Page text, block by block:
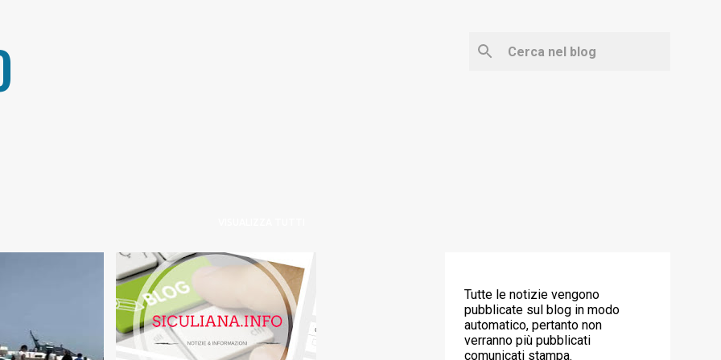
Tutte le notizie vengono
pubblicate sul blog in modo
automatico, pertanto non
verranno più pubblicati
comunicati stampa.